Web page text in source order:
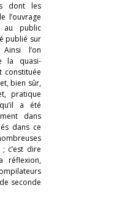
dont les
l’ouvrage
au public
publié sur
l’on
la quasi-
constituée
bien sûr,
pratique
a été
dans
dans ce
c’est dire
réflexion,
seconde